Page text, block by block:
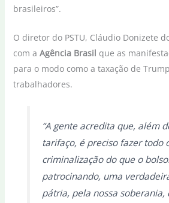
brasileiros”.
O diretor do PSTU, Cláudio Donizete
com a Agência Brasil que as
para o modo como a taxação de
trabalhadores.
“A gente acredita que, além
tarifaço, é preciso fazer todo
criminalização do que o
patrocinando, uma
pátria, pela nossa soberania,